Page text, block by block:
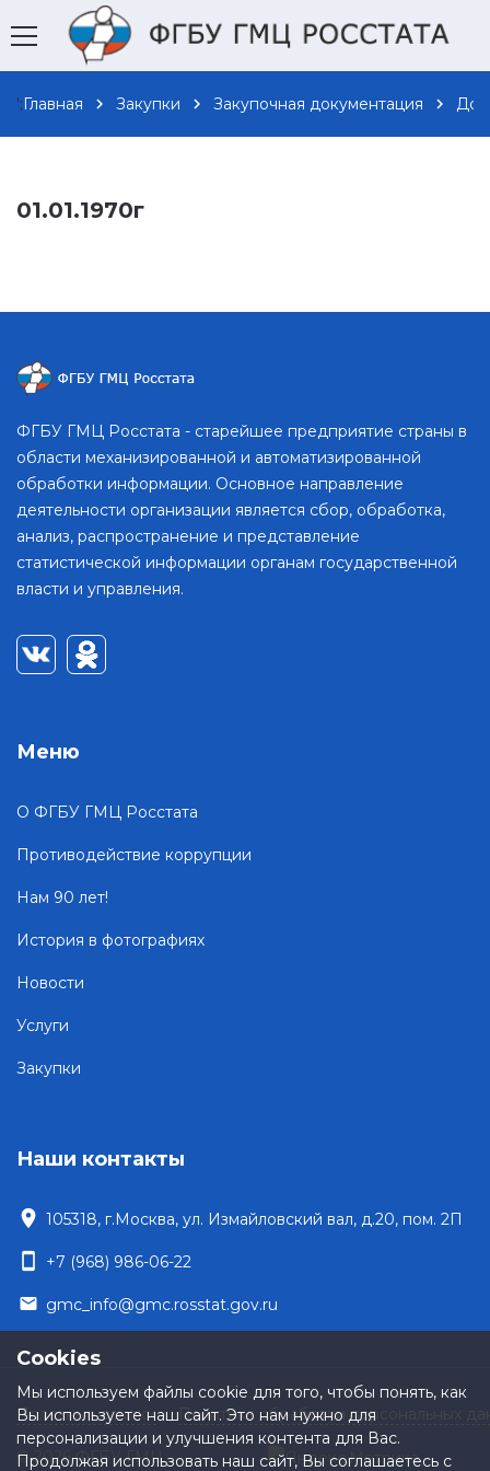
';Главная chevron_right Закупки chevron_right Закупочная документация chevron_right
01.01.1970г
ФГБУ ГМЦ Росстата - старейшее предприятие страны в
области механизированной и автоматизированной
обработки информации. Основное направление
деятельности организации является сбор, обработка,
анализ, распространение и представление
статистической информации органам государственной
власти и управления.
Меню
О ФГБУ ГМЦ Росстата
Противодействие коррупции
Нам 90 лет!
История в фотографиях
Новости
Услуги
Закупки
Наши контакты
location_on 105318, г.Москва, ул. Измайловский вал, д.20, пом. 2П
smartphone +7 (968) 986-06-22
email gmc_info@gmc.rosstat.gov.ru
Полезные ссылки Политика обработки персональных
© 2026 ФГБУ ГМЦ
Cookies
Мы используем файлы cookie для того, чтобы понять, как
Вы используете наш сайт. Это нам нужно для
персонализации и улучшения контента для Вас.
Продолжая использовать наш сайт, Вы соглашаетесь с